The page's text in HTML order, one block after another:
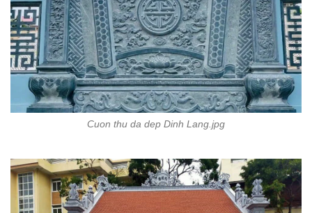
Cuon thu da dep Dinh Lang.jpg